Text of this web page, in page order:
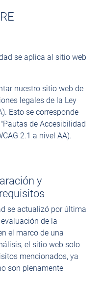
se aplica al sitio web
nuestro sitio web de
legales de la Ley
Esto se corresponde
de Accesibilidad
2.1 a nivel AA).
y
se actualizó por última
de la
el marco de una
el sitio web solo
mencionados, ya
son plenamente